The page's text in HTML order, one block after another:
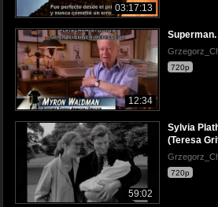
03:17:13
12:34
720p
59:02
Sylvia
(Teresa
720p